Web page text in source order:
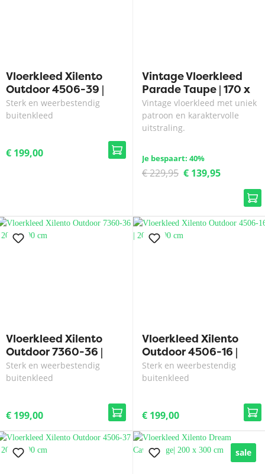
Vloerkleed Xilento
Outdoor 4506-39 |
200 x 300 cm
Sterk en weerbestendig
buitenkleed
€ 199,00
Vintage Vloerkleed
Parade Taupe | 170 x
230 cm
Vintage vloerkleed met uniek
patroon en karaktervolle
uitstraling.
€ 139,95
€ 229,95
Je bespaart: 40%
Vloerkleed Xilento
Outdoor 7360-36 |
200 x 300 cm
Sterk en weerbestendig
buitenkleed
€ 199,00
Vloerkleed Xilento
Outdoor 4506-16 |
200 x 300 cm
Sterk en weerbestendig
buitenkleed
€ 199,00
sale